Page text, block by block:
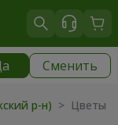
Сменить
р-н) 1030 грн
р-н) > Цветы